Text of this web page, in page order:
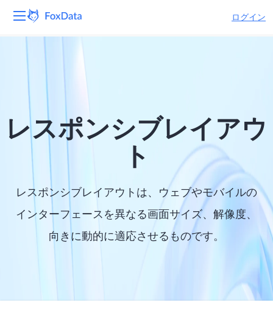
ログイン
ソリューション
リソース
会社
レスポンシブレイアウ
ト
レスポンシブレイアウトは、ウェブやモバイルの
インターフェースを異なる画面サイズ、解像度、
向きに動的に適応させるものです。